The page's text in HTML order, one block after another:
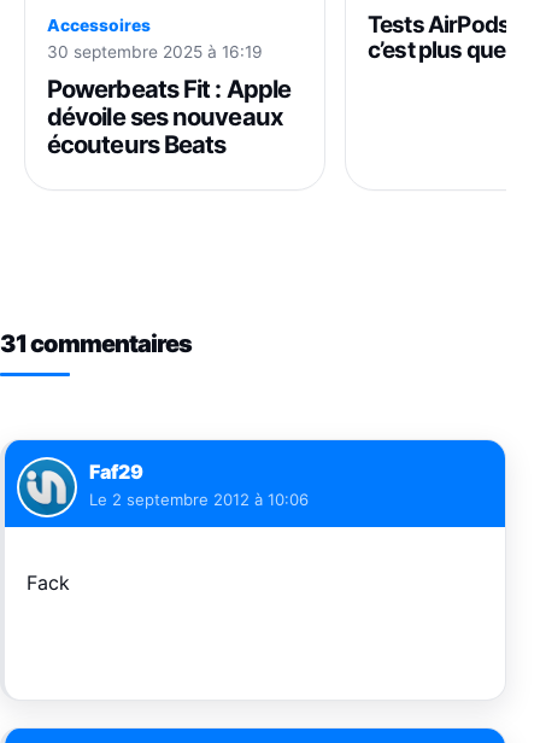
Accessoires
30 septembre 2025 à 16:19
Powerbeats Fit : Apple
dévoile ses nouveaux
écouteurs Beats
Tests AirPods
c’est plus que
31 commentaires
Faf29
Le 2 septembre 2012 à 10:06
Fack